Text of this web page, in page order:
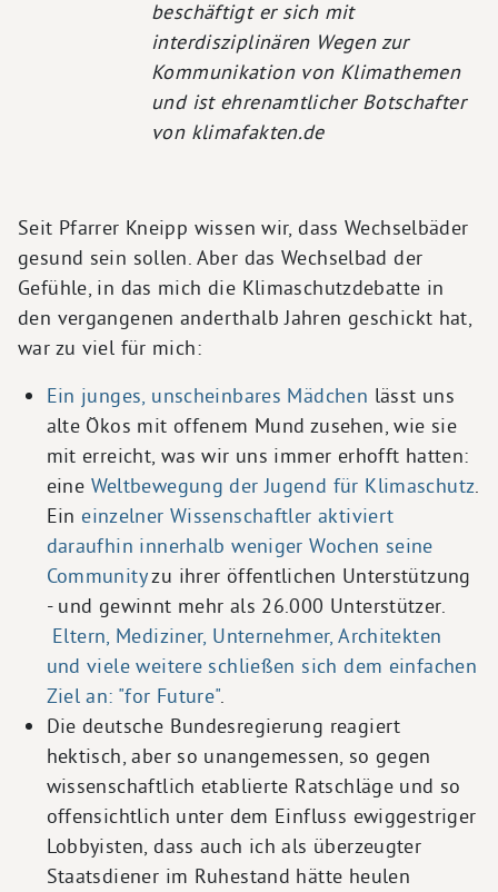
beschäftigt er sich mit
interdisziplinären Wegen zur
Kommunikation von Klimathemen
und ist ehrenamtlicher Botschafter
von klimafakten.de
Seit Pfarrer Kneipp wissen wir, dass Wechselbäder
gesund sein sollen. Aber das Wechselbad der
Gefühle, in das mich die Klimaschutzdebatte in
den vergangenen anderthalb Jahren geschickt hat,
war zu viel für mich:
Ein junges, unscheinbares Mädchen lässt uns
alte Ökos mit offenem Mund zusehen, wie sie
mit erreicht, was wir uns immer erhofft hatten:
eine Weltbewegung der Jugend für Klimaschutz.
Ein einzelner Wissenschaftler aktiviert
daraufhin innerhalb weniger Wochen seine
Communityzu ihrer öffentlichen Unterstützung
- und gewinnt mehr als 26.000 Unterstützer.
Eltern, Mediziner, Unternehmer, Architekten
und viele weitere schließen sich dem einfachen
Ziel an: "for Future".
Die deutsche Bundesregierung reagiert
hektisch, aber so unangemessen, so gegen
wissenschaftlich etablierte Ratschläge und so
offensichtlich unter dem Einfluss ewiggestriger
Lobbyisten, dass auch ich als überzeugter
Staatsdiener im Ruhestand hätte heulen